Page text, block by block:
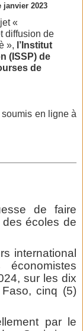
janvier 2023
«
diffusion de
», l’Institut
(ISSP) de
de
en ligne à
de faire
écoles de
international
économistes
sur les dix
cinq (5)
par le